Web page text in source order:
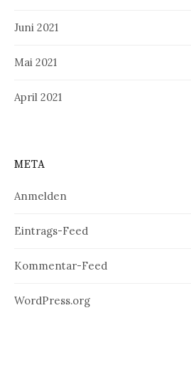
Juni 2021
Mai 2021
April 2021
META
Anmelden
Eintrags-Feed
Kommentar-Feed
WordPress.org